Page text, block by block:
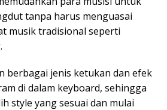
tanpa harus menguasai
musik tradisional seperti
berbagai jenis ketukan dan efek
di dalam keyboard, sehingga
style yang sesuai dan mulai